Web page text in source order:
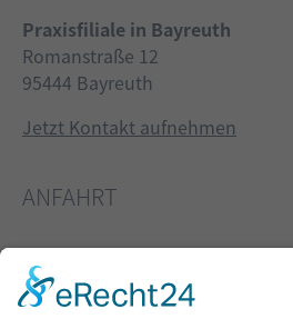
Praxisfiliale in Bayreuth
Romanstraße 12
95444 Bayreuth
Jetzt Kontakt aufnehmen
ANFAHRT